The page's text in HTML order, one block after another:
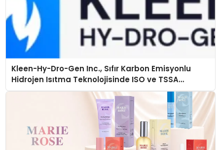
Kleen-Hy-Dro-Gen Inc., Sıfır Karbon Emisyonlu
Hidrojen Isıtma Teknolojisinde ISO ve TSSA
Düzenleyici Onaylarını Aldı